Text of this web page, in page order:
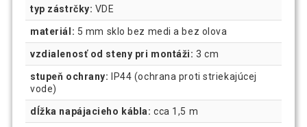
typ zástrčky: VDE
materiál: 5 mm sklo bez medi a bez olova
vzdialenosť od steny pri montáži: 3 cm
stupeň ochrany: IP44 (ochrana proti striekajúcej
vode)
dĺžka napájacieho kábla: cca 1,5 m